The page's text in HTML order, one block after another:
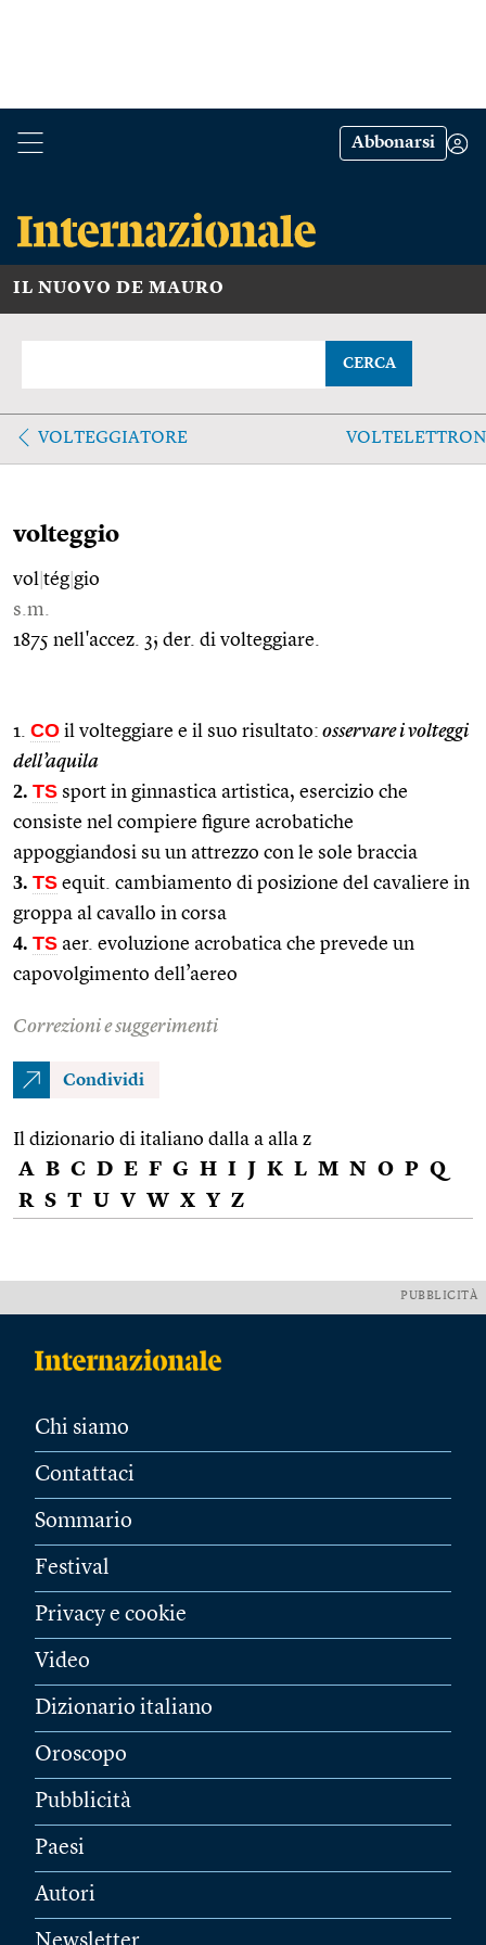
Abbonarsi
IL NUOVO DE MAURO
CERCA
VOLTEGGIATORE
volteggio
vol tég gio
s.m.
1875 nell'accez. 3; der. di volteggiare.
1. CO il volteggiare e il suo risultato: osservare i volteggi
dell’aquila
2. TS sport in ginnastica artistica, esercizio che
consiste nel compiere figure acrobatiche
appoggiandosi su un attrezzo con le sole braccia
3. TS equit. cambiamento di posizione del cavaliere in
groppa al cavallo in corsa
4. TS aer. evoluzione acrobatica che prevede un
capovolgimento dell’aereo
Correzioni e suggerimenti
Condividi
Il dizionario di italiano dalla a alla z
A B C D E F G H I J K L M N O P Q
R S T U V W X Y Z
PUBBLICITÀ
Chi siamo
Contattaci
Sommario
Festival
Privacy e cookie
Video
Dizionario italiano
Oroscopo
Pubblicità
Paesi
Autori